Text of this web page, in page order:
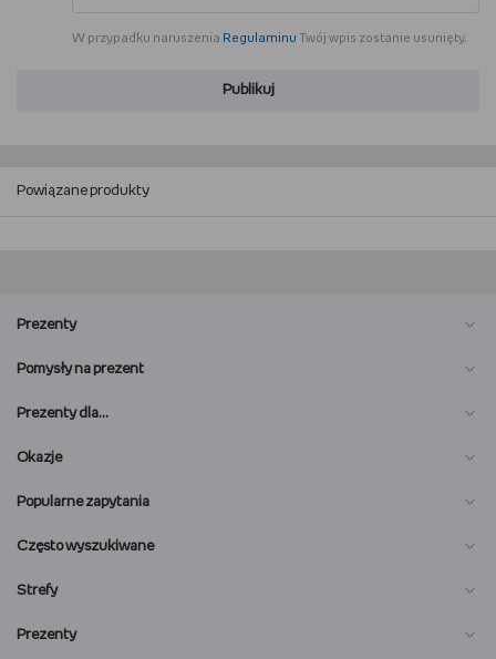
W przypadku naruszenia Regulaminu Twój wpis zostanie usunięty.
Publikuj
Powiązane produkty
Prezenty
Pomysły na prezent
Prezenty dla…
Okazje
Popularne zapytania
Często wyszukiwane
Strefy
Prezenty